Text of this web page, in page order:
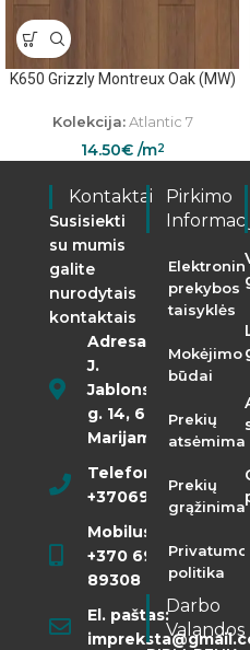
K650 Grizzly Montreux Oak (MW)
Kolekcija:Atlantic 7
14.50€/m2
Kontaktai
Susisiekti
su mumis
galite
nurodytais
kontaktais
Adresas:
J.
Jablonskio
g. 14, 68290
Marijampolė
Telefonas:
+37069855400
Mobilusis:
+370 698
89308
El. paštas:
Pirkimo
prekybos
taisyklės
Mokėjimo
būdai
Prekių
atsėmimas
Prekių
Privatumo
politika
Darbo
Valandos